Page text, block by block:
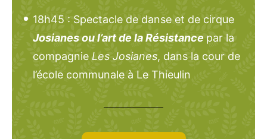
18h45 : Spectacle de danse et de cirque
Josianes ou l’art de la Résistance par la
compagnie Les Josianes, dans la cour de
l’école communale à Le Thieulin